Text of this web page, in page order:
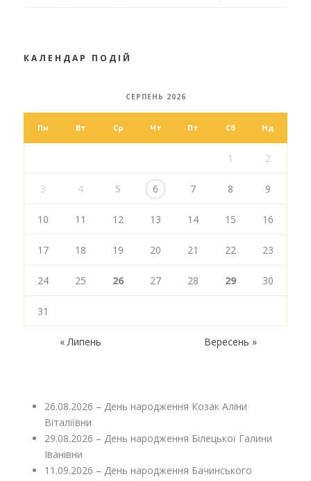
КАЛЕНДАР ПОДІЙ
СЕРПЕНЬ 2026
Пн Вт Ср Чт Пт Сб Нд
1 2
3 4 5 6 7 8 9
10 11 12 13 14 15 16
17 18 19 20 21 22 23
24 25 26 27 28 29 30
31
« Липень Вересень »
26.08.2026 – День народження Козак Аліни
Віталіївни
29.08.2026 – День народження Білецької Галини
Іванівни
11.09.2026 – День народження Бачинського